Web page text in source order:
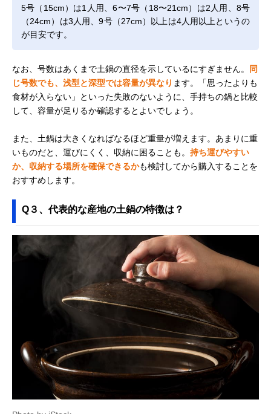
5号（15cm）は1人用、6〜7号（18〜21cm）は2人用、8号
（24cm）は3人用、9号（27cm）以上は4人用以上というの
が目安です。
なお、号数はあくまで土鍋の直径を示しているにすぎません。
同
じ号数でも、浅型と深型では容量が異なり ます。「思ったよりも
食材が入らない」といった失敗のないように、手持ちの鍋と比較
して、容量が足りるか確認するとよいでしょう。
また、土鍋は大きくなればなるほど重量が増えます。あまりに重
いものだと、運びにくく、収納に困ることも。 持ち運びやすい
か、収納する場所を確保できるかも検討してから購入することを
おすすめします。
Q３、代表的な産地の土鍋の特徴は？